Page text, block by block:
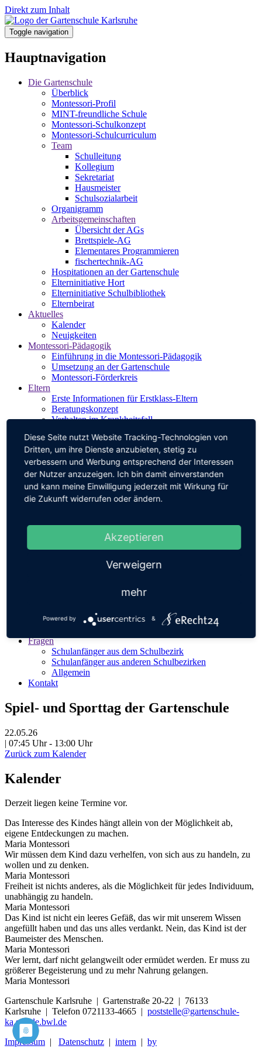
Direkt zum Inhalt
Toggle navigation
Hauptnavigation
Die Gartenschule
Überblick
Montessori-Profil
MINT-freundliche Schule
Montessori-Schulkonzept
Montessori-Schulcurriculum
Team
Schulleitung
Kollegium
Sekretariat
Hausmeister
Schulsozialarbeit
Organigramm
Arbeitsgemeinschaften
Übersicht der AGs
Brettspiele-AG
Elementares Programmieren
fischertechnik-AG
Hospitationen an der Gartenschule
Elterninitiative Hort
Elterninitiative Schulbibliothek
Elternbeirat
Aktuelles
Kalender
Neuigkeiten
Montessori-Pädagogik
Einführung in die Montessori-Pädagogik
Umsetzung an der Gartenschule
Montessori-Förderkreis
Eltern
Erste Informationen für Erstklass-Eltern
Beratungskonzept
Verhalten im Krankheitsfall
Konfliktmanagement
Ferien und unterrichtsfreie Tage
Speisepläne
Schulwegplan
Materiallisten für die Stufen
Förderverein
Wozu einen Förderverein?
Elterninitiative Schulbibliothek
Mitglied werden
Kontakt
Fragen
Schulanfänger aus dem Schulbezirk
Schulanfänger aus anderen Schulbezirken
Allgemein
Kontakt
Spiel- und Sporttag der Gartenschule
22.05.26
| 07:45 Uhr - 13:00 Uhr
Zurück zum Kalender
Kalender
Derzeit liegen keine Termine vor.
Das Interesse des Kindes hängt allein von der Möglichkeit ab,
eigene Entdeckungen zu machen.
Maria Montessori
Wir müssen dem Kind dazu verhelfen, von sich aus zu handeln, zu
wollen und zu denken.
Maria Montessori
Freiheit ist nichts anderes, als die Möglichkeit für jedes Individuum,
unabhängig zu handeln.
Maria Montessori
Das Kind ist nicht ein leeres Gefäß, das wir mit unserem Wissen
angefüllt haben und das uns alles verdankt. Nein, das Kind ist der
Baumeister des Menschen.
Maria Montessori
Wer lernt, darf nicht gelangweilt oder ermüdet werden. Er muss zu
größerer Begeisterung und zu mehr Nahrung gelangen.
Maria Montessori
Gartenschule Karlsruhe | Gartenstraße 20-22 | 76133
Karlsruhe | Telefon 0721133-4665 | poststelle@gartenschule-
ka.schule.bwl.de
Impressum | Datenschutz | intern | by
Diese Seite nutzt Website Tracking-Technologien von
Dritten, um ihre Dienste anzubieten, stetig zu
verbessern und Werbung entsprechend der Interessen
der Nutzer anzuzeigen. Ich bin damit einverstanden
und kann meine Einwilligung jederzeit mit Wirkung für
die Zukunft widerrufen oder ändern.
Akzeptieren
Verweigern
mehr
Powered by &